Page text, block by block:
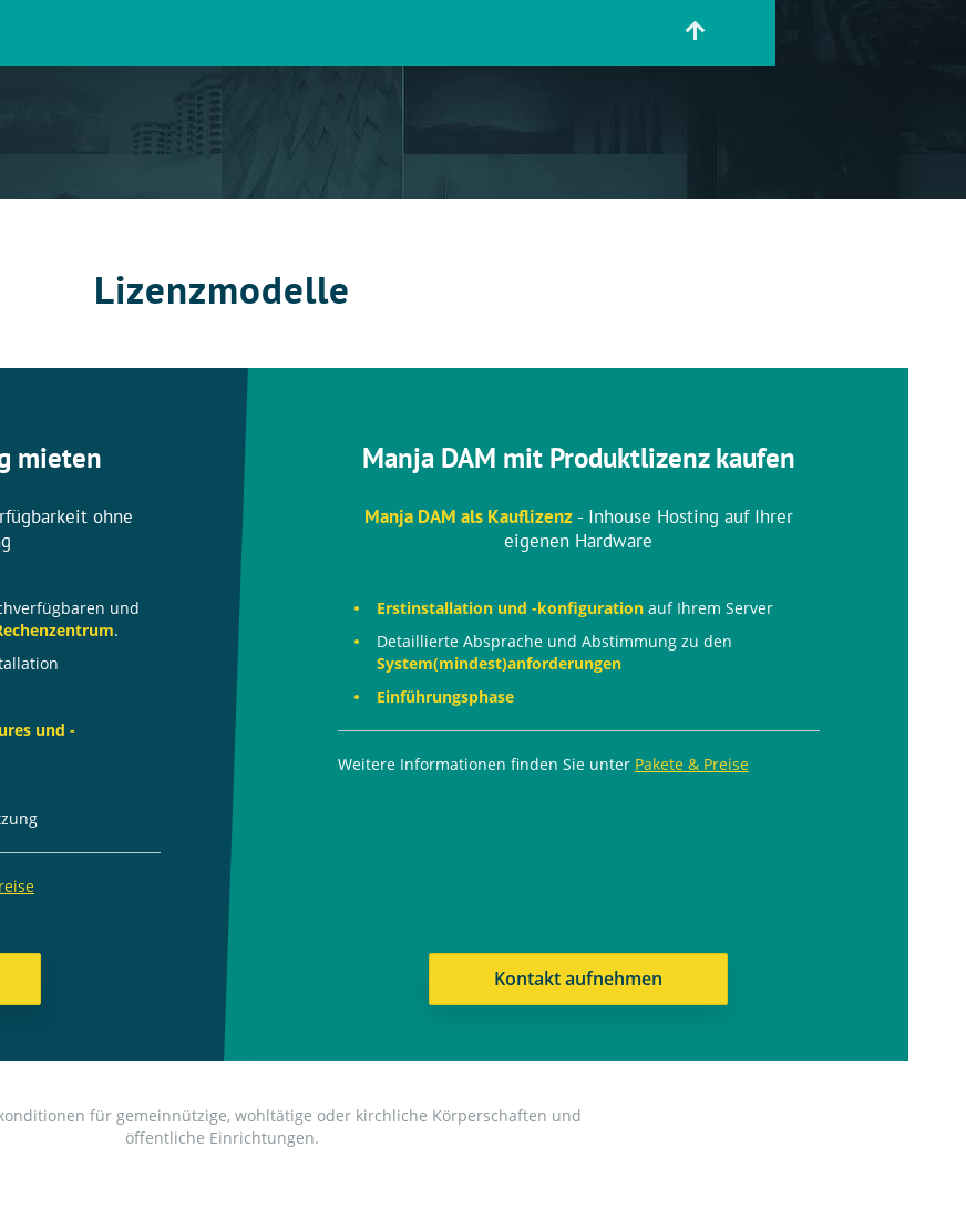
Lizenzmodelle
mieten
ohne
und
.
und -
Manja DAM mit Produktlizenz kaufen
Manja DAM als Kauflizenz- Inhouse Hosting auf Ihrer
eigenen Hardware
Erstinstallation und -konfigurationauf Ihrem Server
Detaillierte Absprache und Abstimmung zu den
System(mindest)anforderungen
Einführungsphase
Weitere Informationen finden Sie unter Pakete & Preise
Kontakt aufnehmen
für gemeinnützige, wohltätige oder kirchliche Körperschaften und
öffentliche Einrichtungen.